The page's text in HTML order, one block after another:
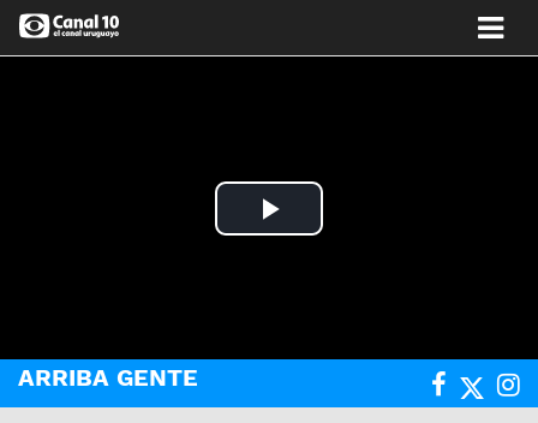
Play
ARRIBA GENTE